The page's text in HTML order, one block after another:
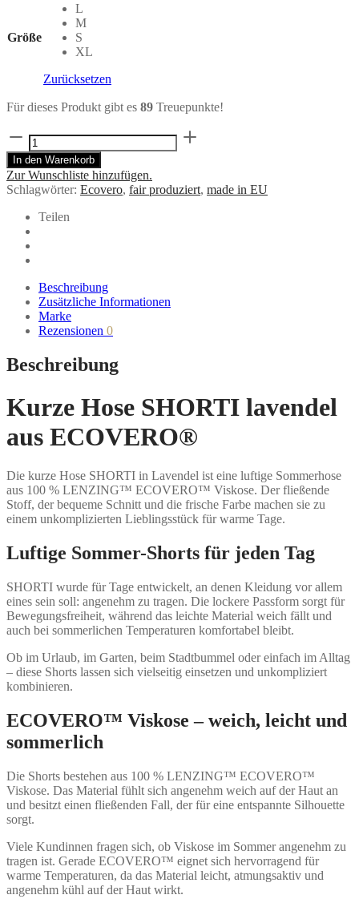
Größe
L
M
S
XL
Zurücksetzen
Für dieses Produkt gibt es 89 Treuepunkte!
Kurze
Hose
SHORTI
lavendel
aus
Menge
In den Warenkorb
Zur Wunschliste hinzufügen.
Schlagwörter: Ecovero, fair produziert, made in EU
Teilen
Beschreibung
Zusätzliche Informationen
Marke
Rezensionen 0
Beschreibung
Kurze Hose SHORTI lavendel
aus ECOVERO®
Die kurze Hose SHORTI in Lavendel ist eine luftige Sommerhose
aus 100 % LENZING™ ECOVERO™ Viskose. Der fließende
Stoff, der bequeme Schnitt und die frische Farbe machen sie zu
einem unkomplizierten Lieblingsstück für warme Tage.
Luftige Sommer-Shorts für jeden Tag
SHORTI wurde für Tage entwickelt, an denen Kleidung vor allem
eines sein soll: angenehm zu tragen. Die lockere Passform sorgt für
Bewegungsfreiheit, während das leichte Material weich fällt und
auch bei sommerlichen Temperaturen komfortabel bleibt.
Ob im Urlaub, im Garten, beim Stadtbummel oder einfach im Alltag
– diese Shorts lassen sich vielseitig einsetzen und unkompliziert
kombinieren.
ECOVERO™ Viskose – weich, leicht und
sommerlich
Die Shorts bestehen aus 100 % LENZING™ ECOVERO™
Viskose. Das Material fühlt sich angenehm weich auf der Haut an
und besitzt einen fließenden Fall, der für eine entspannte Silhouette
sorgt.
Viele Kundinnen fragen sich, ob Viskose im Sommer angenehm zu
tragen ist. Gerade ECOVERO™ eignet sich hervorragend für
warme Temperaturen, da das Material leicht, atmungsaktiv und
angenehm kühl auf der Haut wirkt.